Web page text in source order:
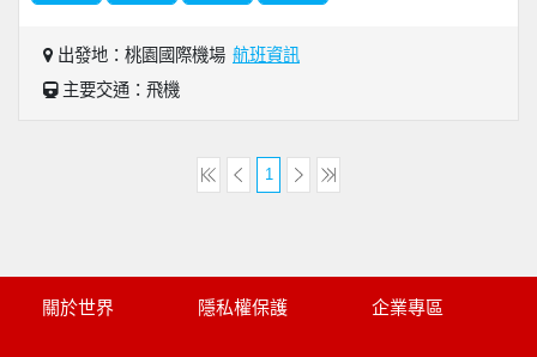
出發地：桃園國際機場 航班資訊
主要交通：飛機
1
關於世界 隱私權保護 企業專區